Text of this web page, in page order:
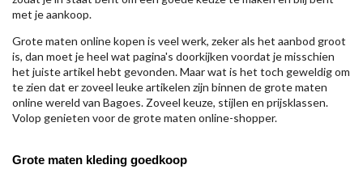
met je aankoop.
Grote maten online kopen is veel werk, zeker als het aanbod groot
is, dan moet je heel wat pagina's doorkijken voordat je misschien
het juiste artikel hebt gevonden. Maar wat is het toch geweldig om
te zien dat er zoveel leuke artikelen zijn binnen de grote maten
online wereld van Bagoes. Zoveel keuze, stijlen en prijsklassen.
Volop genieten voor de grote maten online-shopper.
Grote maten kleding goedkoop